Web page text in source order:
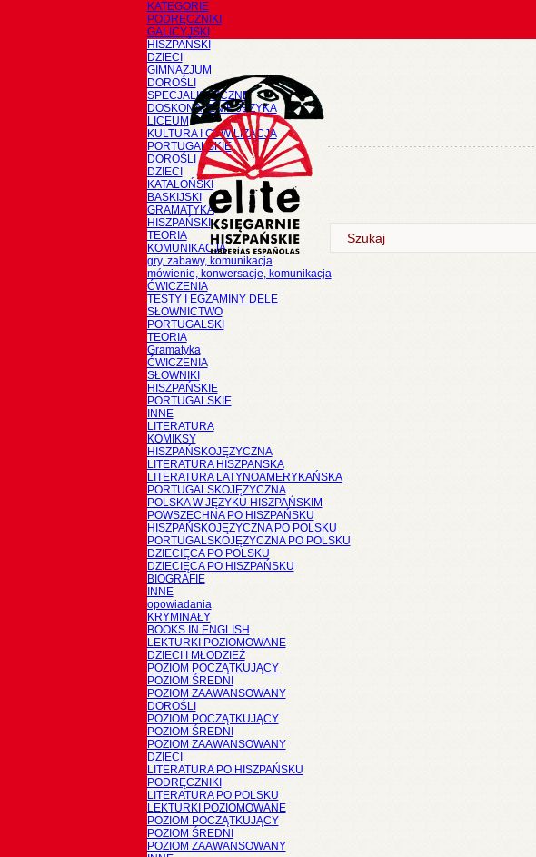
KATEGORIE
PODRĘCZNIKI
GALICYJSKI
HISZPAŃSKI
DZIECI
GIMNAZJUM
DOROŚLI
SPECJALISTYCZNE
DOSKONALENIE JĘZYKA
LICEUM
KULTURA I CYWILIZACJA
PORTUGALSKIE
DOROŚLI
DZIECI
KATALOŃSKI
BASKIJSKI
GRAMATYKA
HISZPAŃSKI
TEORIA
KOMUNIKACJA
gry, zabawy, komunikacja
mówienie, konwersacje, komunikacja
ĆWICZENIA
TESTY I EGZAMINY DELE
SŁOWNICTWO
PORTUGALSKI
TEORIA
Gramatyka
ĆWICZENIA
SŁOWNIKI
HISZPAŃSKIE
PORTUGALSKIE
INNE
LITERATURA
KOMIKSY
HISZPAŃSKOJĘZYCZNA
LITERATURA HISZPANSKA
LITERATURA LATYNOAMERYKAŃSKA
PORTUGALSKOJĘZYCZNA
POLSKA W JĘZYKU HISZPAŃSKIM
POWSZECHNA PO HISZPAŃSKU
HISZPAŃSKOJĘZYCZNA PO POLSKU
PORTUGALSKOJĘZYCZNA PO POLSKU
DZIECIĘCA PO POLSKU
DZIECIĘCA PO HISZPAŃSKU
BIOGRAFIE
INNE
opowiadania
KRYMINAŁY
BOOKS IN ENGLISH
LEKTURKI POZIOMOWANE
DZIECI I MŁODZIEŻ
POZIOM POCZĄTKUJĄCY
POZIOM ŚREDNI
POZIOM ZAAWANSOWANY
DOROŚLI
POZIOM POCZĄTKUJĄCY
POZIOM ŚREDNI
POZIOM ZAAWANSOWANY
DZIECI
LITERATURA PO HISZPAŃSKU
PODRĘCZNIKI
LITERATURA PO POLSKU
LEKTURKI POZIOMOWANE
POZIOM POCZĄTKUJĄCY
POZIOM ŚREDNI
POZIOM ZAAWANSOWANY